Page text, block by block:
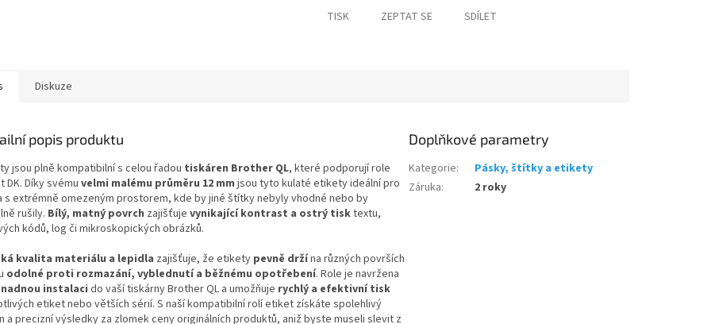
TISK ZEPTAT SE SDÍLET
Diskuze
popis produktu
jsou plně kompatibilní s celou řadou tiskáren Brother QL, které podporují role
DK. Díky svému velmi malému průměru 12 mm jsou tyto kulaté etikety ideální pro
s extrémně omezeným prostorem, kde by jiné štítky nebyly vhodné nebo by
rušily. Bílý, matný povrch zajišťuje vynikající kontrast a ostrý tisktextu,
kódů, log či mikroskopických obrázků.
kvalita materiálu a lepidla zajišťuje, že etikety pevně držína různých površích
odolné proti rozmazání, vyblednutí a běžnému opotřebení. Role je navržena
instalaci do vaší tiskárny Brother QL a umožňuje rychlý a efektivní tisk
etiket nebo větších sérií. S naší kompatibilní rolí etiket získáte spolehlivý
a precizní výsledky za zlomek ceny originálních produktů, aniž byste museli slevit z
Doplňkové parametry
Kategorie:
Pásky, štítky a etikety
Záruka: 2 roky